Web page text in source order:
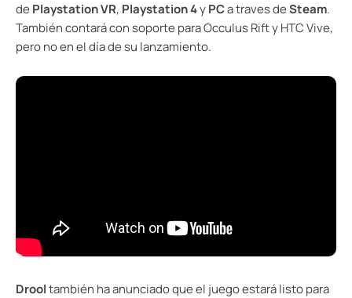
de Playstation VR, Playstation 4yPCa traves deSteam.
También contará con soporte para Occulus Rift y HTC Vive,
pero no en el día de su lanzamiento.
Drooltambién ha anunciado que el juego estará listo para